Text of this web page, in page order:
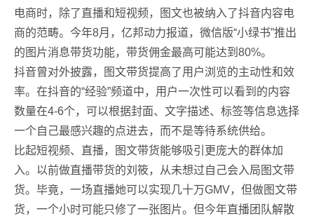
电商时，除了直播和短视频，图文也被纳入了抖音内容电
商的范畴。今年8月，亿邦动力报道，微信版“小绿书”推出
的图片消息带货功能，带货佣金最高可能达到80%。
抖音曾对外披露，图文带货提高了用户浏览的主动性和效
率。在抖音的“经验”频道中，用户一次性可以看到的内容
数量在4-6个，可以根据封面、文字描述、标签等信息选择
一个自己最感兴趣的点进去，而不是等待系统供给。
比起短视频、直播，图文带货能够吸引更庞大的群体加
入。以前做直播带货的刘筱，从未想过自己会入局图文带
货。毕竟，一场直播她可以实现几十万GMV，但做图文带
货，一个小时可能只修了一张图片。但今年直播团队解散